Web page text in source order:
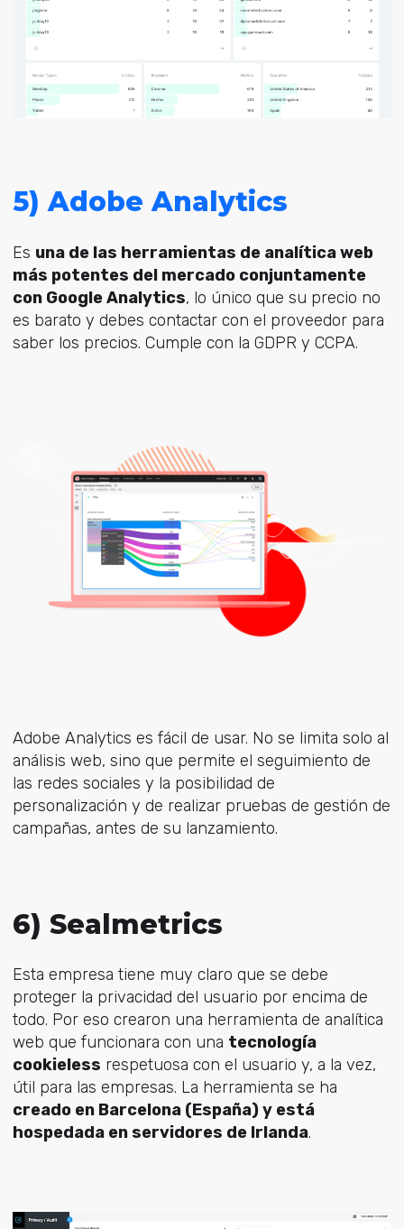
5) Adobe Analytics
Es una de las herramientas de analítica web
más potentes del mercado conjuntamente
con Google Analytics, lo único que su precio no
es barato y debes contactar con el proveedor para
saber los precios. Cumple con la GDPR y CCPA.
Adobe Analytics es fácil de usar. No se limita solo al
análisis web, sino que permite el seguimiento de
las redes sociales y la posibilidad de
personalización y de realizar pruebas de gestión de
campañas, antes de su lanzamiento.
6) Sealmetrics
Esta empresa tiene muy claro que se debe
proteger la privacidad del usuario por encima de
todo. Por eso crearon una herramienta de analítica
web que funcionara con una tecnología
cookieless respetuosa con el usuario y, a la vez,
útil para las empresas. La herramienta se ha
creado en Barcelona (España) y está
hospedada en servidores de Irlanda.